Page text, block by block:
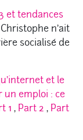
et tendances
n’ait
socialisé de
et le
un emploi : ce
1 , Part 2 , Part